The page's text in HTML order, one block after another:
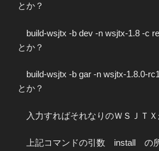
とか？
build-wsjtx -b dev -n wsjtx-1.8 -c
とか？
build-wsjtx -b gar -n wsjtx-1.8.0-
とか？
入力すればそれなりのＷＳＪＴＸ
上記コマンドの引数 install の